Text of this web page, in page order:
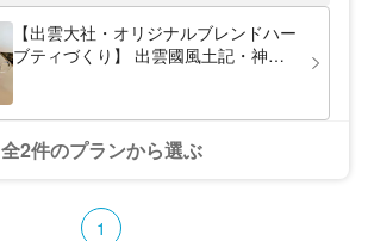
【出雲大社・オリジナルブレンドハー
ブティづくり】 出雲國風土記・神話
てオリジナルのお茶をブレンド出来ま
す！
全2件のプランから選ぶ
1